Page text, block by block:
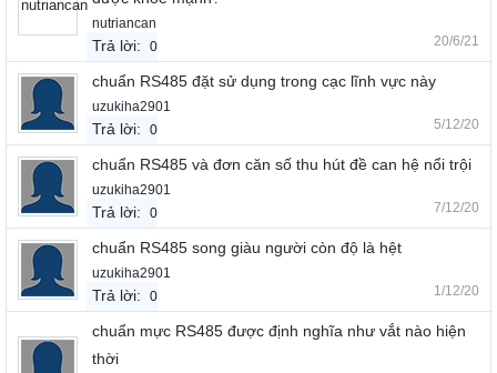
nutriancan
Trả lời: 0 20/6/21
chuẩn RS485 đặt sử dụng trong cạc lĩnh vực này
uzukiha2901
Trả lời: 0 5/12/20
chuẩn RS485 và đơn căn số thu hút đề can hệ nổi trội
uzukiha2901
Trả lời: 0 7/12/20
chuẩn RS485 song giàu người còn độ là hệt
uzukiha2901
Trả lời: 0 1/12/20
chuẩn mực RS485 được định nghĩa như vắt nào hiện
thời